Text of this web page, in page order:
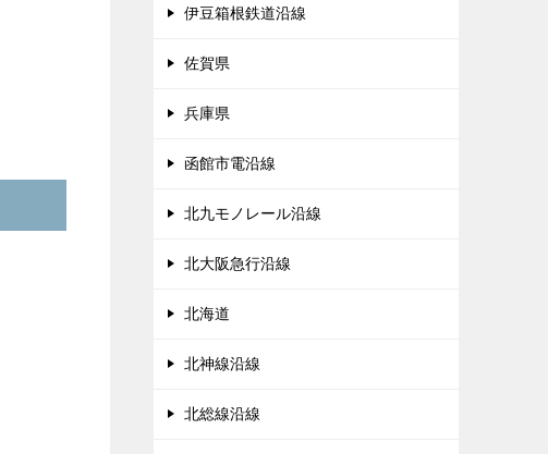
伊豆箱根鉄道沿線
佐賀県
兵庫県
函館市電沿線
北九モノレール沿線
北大阪急行沿線
北海道
北神線沿線
北総線沿線